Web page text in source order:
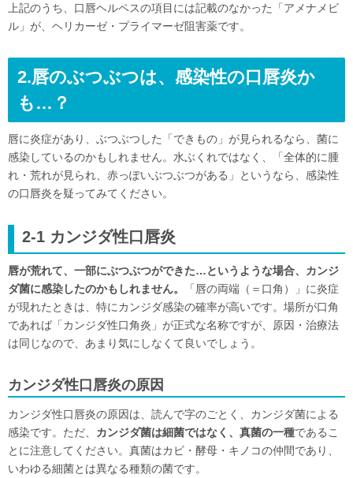
上記のうち、口唇ヘルペスの項目には記載のなかった「アメナメビ
ル」が、ヘリカーゼ・プライマーゼ阻害薬です。
2.唇のぶつぶつは、感染性の口唇炎か
も…？
唇に炎症があり、ぶつぶつした「できもの」が見られるなら、菌に
感染しているのかもしれません。水ぶくれではなく、「全体的に腫
れ・荒れが見られ、赤っぽいぶつぶつがある」というなら、感染性
の口唇炎を疑ってみてください。
2-1 カンジダ性口唇炎
唇が荒れて、一部にぶつぶつができた…というような場合、カンジ
ダ菌に感染したのかもしれません。
「唇の両端（＝口角）」に炎症
が現れたときは、特にカンジダ感染の確率が高いです。場所が口角
であれば「カンジダ性口角炎」が正式な名称ですが、原因・治療法
は同じなので、あまり気にしなくて良いでしょう。
カンジダ性口唇炎の原因
カンジダ性口唇炎の原因は、読んで字のごとく、カンジダ菌による
感染です。ただ、 カンジダ菌は細菌ではなく、真菌の一種であるこ
とに注意してください。真菌はカビ・酵母・キノコの仲間であり、
いわゆる細菌とは異なる種類の菌です。